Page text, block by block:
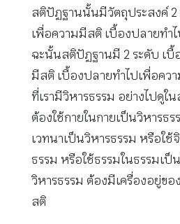
สติปัฏฐานนั้นมีวัตถุประสงค์ 2
เพื่อความมีสติ เบื้องปลายท
ฉะนั้นสติปัฏฐานมี 2 ระดับ เบื้
มีสติ เบื้องปลายทำไปเพื่อค
ที่เรามีวิหารธรรม อย่างไปดูใ
ต้องใช้กายในกายเป็นวิหารธร
เวทนาเป็นวิหารธรรม หรือใช้
ธรรม หรือใช้ธรรมในธรรมเป็
วิหารธรรม ต้องมีเครื่องอยู่ขอ
สติ